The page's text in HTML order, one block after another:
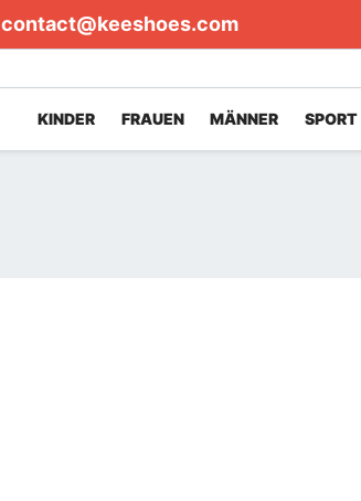
contact@keeshoes.com
KINDER FRAUEN MÄNNER SPORT